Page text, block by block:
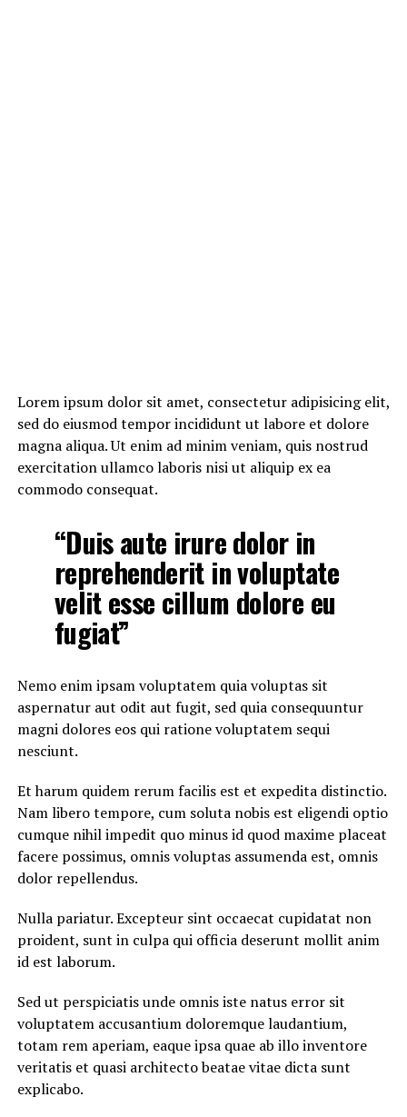
Lorem ipsum dolor sit amet, consectetur adipisicing elit,
sed do eiusmod tempor incididunt ut labore et dolore
magna aliqua. Ut enim ad minim veniam, quis nostrud
exercitation ullamco laboris nisi ut aliquip ex ea
commodo consequat.
“Duis aute irure dolor in
reprehenderit in voluptate
velit esse cillum dolore eu
fugiat”
Nemo enim ipsam voluptatem quia voluptas sit
aspernatur aut odit aut fugit, sed quia consequuntur
magni dolores eos qui ratione voluptatem sequi
nesciunt.
Et harum quidem rerum facilis est et expedita distinctio.
Nam libero tempore, cum soluta nobis est eligendi optio
cumque nihil impedit quo minus id quod maxime placeat
facere possimus, omnis voluptas assumenda est, omnis
dolor repellendus.
Nulla pariatur. Excepteur sint occaecat cupidatat non
proident, sunt in culpa qui officia deserunt mollit anim
id est laborum.
Sed ut perspiciatis unde omnis iste natus error sit
voluptatem accusantium doloremque laudantium,
totam rem aperiam, eaque ipsa quae ab illo inventore
veritatis et quasi architecto beatae vitae dicta sunt
explicabo.